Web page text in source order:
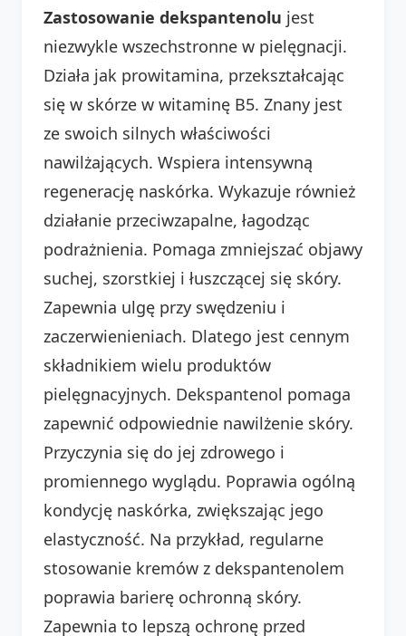
Zastosowanie dekspantenolu jest
niezwykle wszechstronne w pielęgnacji.
Działa jak prowitamina, przekształcając
się w skórze w witaminę B5. Znany jest
ze swoich silnych właściwości
nawilżających. Wspiera intensywną
regenerację naskórka. Wykazuje również
działanie przeciwzapalne, łagodząc
podrażnienia. Pomaga zmniejszać objawy
suchej, szorstkiej i łuszczącej się skóry.
Zapewnia ulgę przy swędzeniu i
zaczerwienieniach. Dlatego jest cennym
składnikiem wielu produktów
pielęgnacyjnych. Dekspantenol pomaga
zapewnić odpowiednie nawilżenie skóry.
Przyczynia się do jej zdrowego i
promiennego wyglądu. Poprawia ogólną
kondycję naskórka, zwiększając jego
elastyczność. Na przykład, regularne
stosowanie kremów z dekspantenolem
poprawia barierę ochronną skóry.
Zapewnia to lepszą ochronę przed